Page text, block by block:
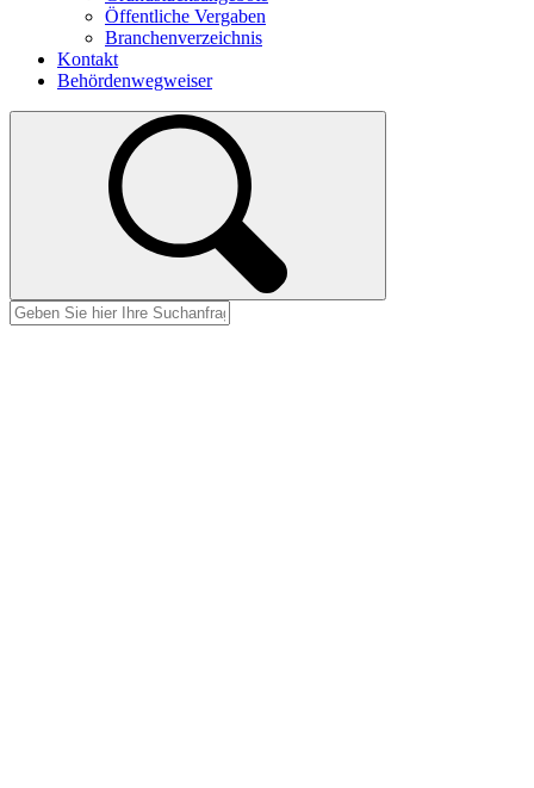
Öffentliche Vergaben
Branchenverzeichnis
Kontakt
Behördenwegweiser